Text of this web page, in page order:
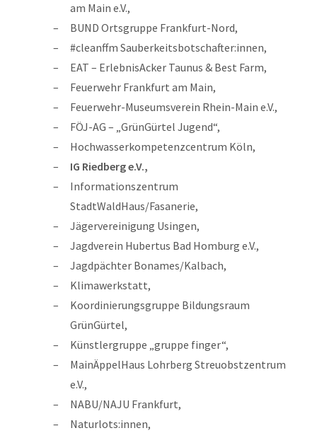
am Main e.V.,
BUND Ortsgruppe Frankfurt-Nord,
#cleanffm Sauberkeitsbotschafter:innen,
EAT – ErlebnisAcker Taunus & Best Farm,
Feuerwehr Frankfurt am Main,
Feuerwehr-Museumsverein Rhein-Main e.V.,
FÖJ-AG – „GrünGürtel Jugend“,
Hochwasserkompetenzcentrum Köln,
IG Riedberg e.V.,
Informationszentrum
StadtWaldHaus/Fasanerie,
Jägervereinigung Usingen,
Jagdverein Hubertus Bad Homburg e.V.,
Jagdpächter Bonames/Kalbach,
Klimawerkstatt,
Koordinierungsgruppe Bildungsraum
GrünGürtel,
Künstlergruppe „gruppe finger“,
MainÄppelHaus Lohrberg Streuobstzentrum
e.V.,
NABU/NAJU Frankfurt,
Naturlots:innen,